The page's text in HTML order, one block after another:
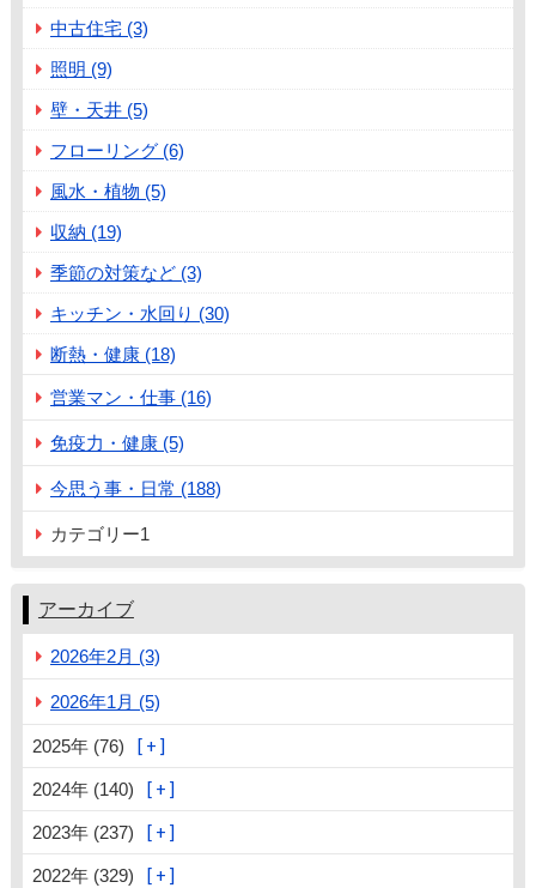
中古住宅 (3)
照明 (9)
壁・天井 (5)
フローリング (6)
風水・植物 (5)
収納 (19)
季節の対策など (3)
キッチン・水回り (30)
断熱・健康 (18)
営業マン・仕事 (16)
免疫力・健康 (5)
今思う事・日常 (188)
カテゴリー1
アーカイブ
2026年2月 (3)
2026年1月 (5)
2025年 (76)
2024年 (140)
2023年 (237)
2022年 (329)